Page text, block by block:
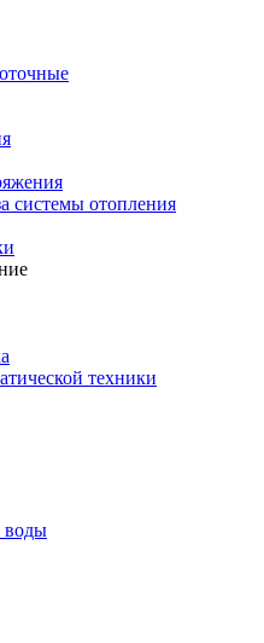
системы отопления
техники
воды